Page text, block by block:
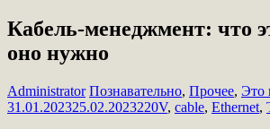
Кабель-менеджмент: что
оно нужно
Administrator Познавательно, Прочее, Это
31.01.202325.02.2023220V, cable, Ethernet,